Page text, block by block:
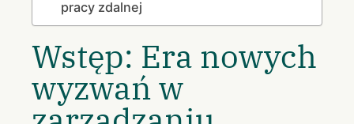
pracy zdalnej
Wstęp: Era nowych
wyzwań w